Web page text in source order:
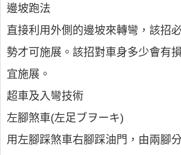
邊坡跑法
直接利用外側的邊坡來轉彎，該招
勢才可施展。該招對車身多少會有
宜施展。
超車及入彎技術
左腳煞車(左足ブヲーキ)
用左腳踩煞車右腳踩油門，由兩腳